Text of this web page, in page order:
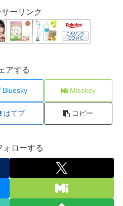
ーリンク
アする
Bluesky Misskey
はてブ コピー
ォローする